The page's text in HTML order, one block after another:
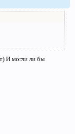
И могли ли бы